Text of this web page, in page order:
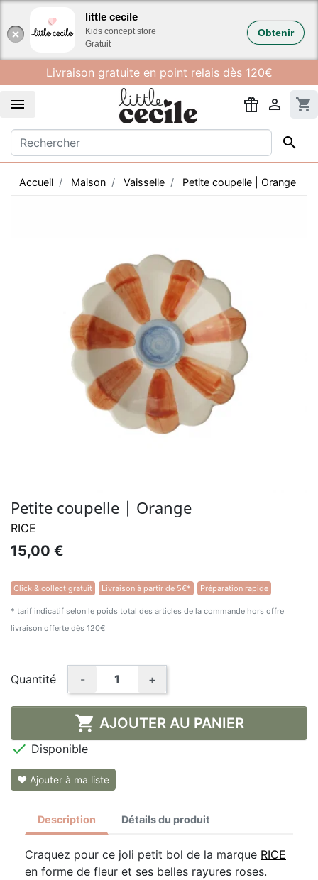
little cecile
Kids concept store
Gratuit
Obtenir
Livraison gratuite en point relais dès 120€
  shopping_cart

Accueil Maison Vaisselle Petite coupelle | Orange
Petite coupelle | Orange
RICE
15,00 €
Click & collect gratuit Livraison à partir de 5€* Préparation rapide
* tarif indicatif selon le poids total des articles de la commande hors offre
livraison offerte dès 120€
Quantité - +
 AJOUTER AU PANIER
 Disponible
❤ Ajouter à ma liste
Description Détails du produit
Craquez pour ce joli petit bol de la marque RICE
en forme de fleur et ses belles rayures roses.